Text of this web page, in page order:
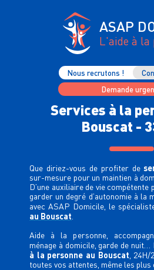
ASAP
L'aide à la
Nous recrutons !
Demande
Services à la
Bouscat -
Que diriez-vous de profiter de
sur-mesure pour un maintien à
D’une auxiliaire de vie
garder un degré d’autonomie à la
avec ASAP Domicile, le
au Bouscat
Aide à la personne,
ménage à domicile, garde de nuit…
à la personne au Bouscat ,
toutes vos attentes, même les plus